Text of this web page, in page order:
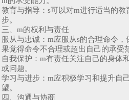
教育与指导：s可以对m进行适当的
步。
三、m的权利与责任
服从与忠诚：m应服从s的合理命令
果觉得命令不合理或超出自己的承受
自我保护：m有责任关注自己的身体
或问题。
学习与进步：m应积极学习和提升自
望。
四、沟通与协商